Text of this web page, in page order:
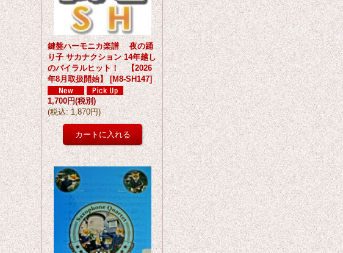
鍵盤ハーモニカ楽譜 夜の踊
り子 サカナクション 14年越し
のバイラルヒット！ 【2026
年8月取扱開始】 [M8-SH147]
1,700円(税別)
(税込: 1,870円)